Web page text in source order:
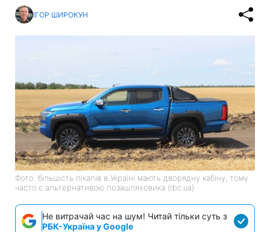
ІГОР ШИРОКУН
Фото: більшість пікапів в Україні мають дворядну кабіну, тому
часто є альтернативою позашляховика (rbc.ua)
Не витрачай час на шум! Читай тільки суть з
РБК-Україна у Google